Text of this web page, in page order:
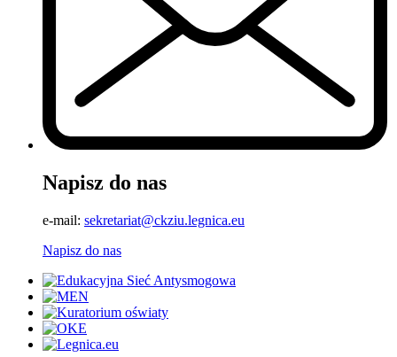
Napisz do nas
e-mail: sekretariat@ckziu.legnica.eu
Napisz do nas